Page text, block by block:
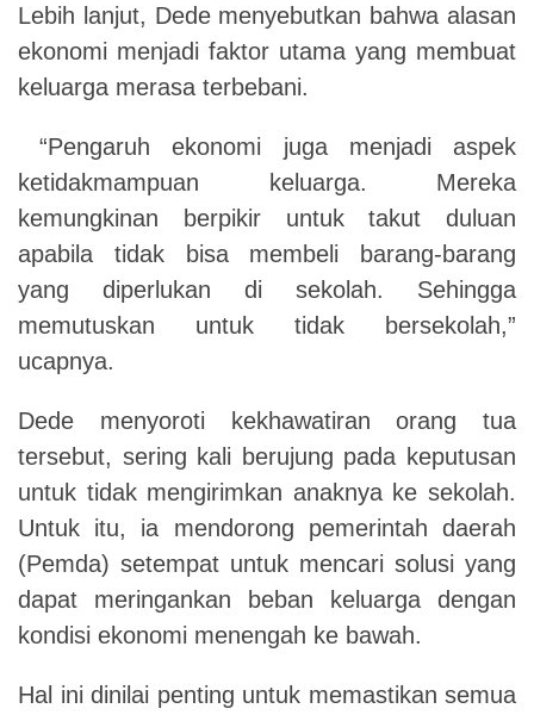
Lebih lanjut, Dede menyebutkan bahwa alasan
ekonomi menjadi faktor utama yang membuat
keluarga merasa terbebani.
“Pengaruh ekonomi juga menjadi aspek
ketidakmampuan keluarga. Mereka
kemungkinan berpikir untuk takut duluan
apabila tidak bisa membeli barang-barang
yang diperlukan di sekolah. Sehingga
memutuskan untuk tidak bersekolah,”
ucapnya.
Dede menyoroti kekhawatiran orang tua
tersebut, sering kali berujung pada keputusan
untuk tidak mengirimkan anaknya ke sekolah.
Untuk itu, ia mendorong pemerintah daerah
(Pemda) setempat untuk mencari solusi yang
dapat meringankan beban keluarga dengan
kondisi ekonomi menengah ke bawah.
Hal ini dinilai penting untuk memastikan semua